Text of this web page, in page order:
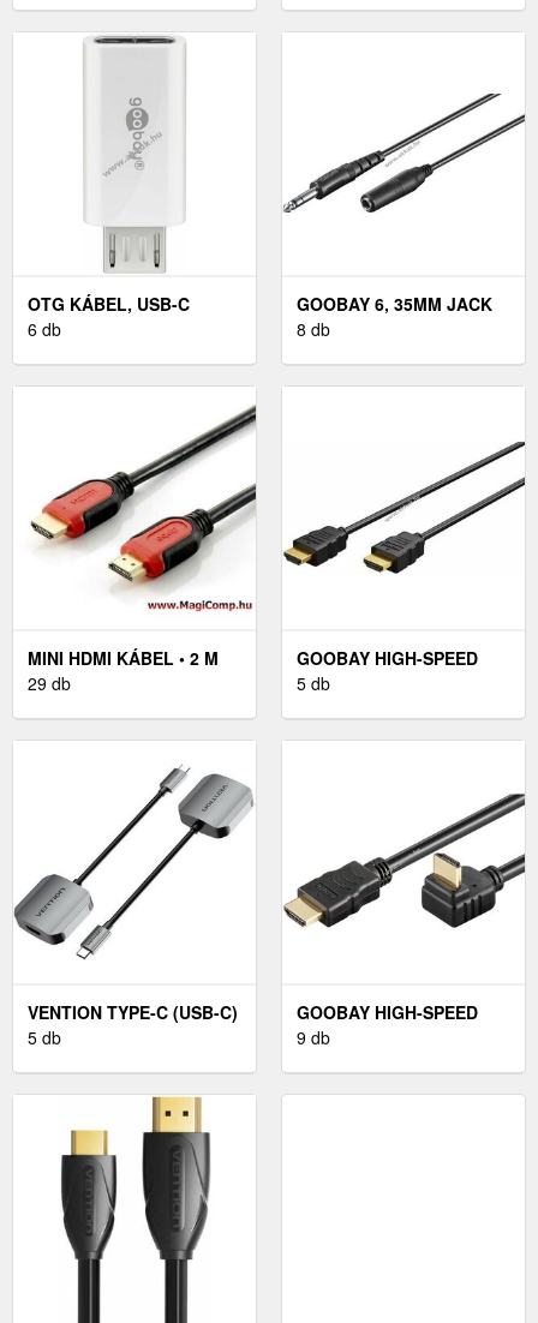
OTG KÁBEL, USB-C
DUGÓ - USB ALJZAT
6 db
GOOBAY 6, 35MM JACK
DUGÓ SZTEREÓ 3
8 db
MINI HDMI KÁBEL • 2 M
29 db
GOOBAY HIGH-SPEED
HDMI KÁBEL ETHERNET
5 db
VENTION TYPE-C (USB-C)
TO HDMI CONVERTER
5 db
GOOBAY HIGH-SPEED
HDMI KÁBEL ETHERNET
9 db